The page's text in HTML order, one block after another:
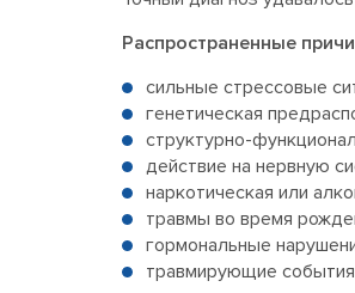
Распространенные
сильные стрессовые
генетическая
структурно-
действие на нервную
наркотическая или
травмы во время
гормональные
травмирующие